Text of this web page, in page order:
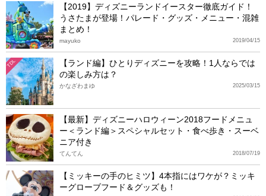
【2019】ディズニーランドイースター徹底ガイド！
うさたまが登場！パレード・グッズ・メニュー・混雑
まとめ！
2019/04/15
mayuko
TDL
【ランド編】ひとりディズニーを攻略！1人ならでは
の楽しみ方は？
2025/03/15
かなざわまゆ
【最新】ディズニーハロウィーン2018フードメニュ
ー＜ランド編＞スペシャルセット・食べ歩き・スーベ
ニア付き
2018/07/19
てんてん
【ミッキーの手のヒミツ】4本指にはワケが？ミッキ
ーグローブフード＆グッズも！